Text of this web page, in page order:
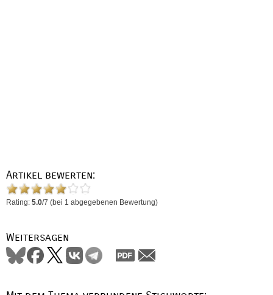
Artikel bewerten:
Rating: 5.0/7 (bei 1 abgegebenen Bewertung)
Weitersagen